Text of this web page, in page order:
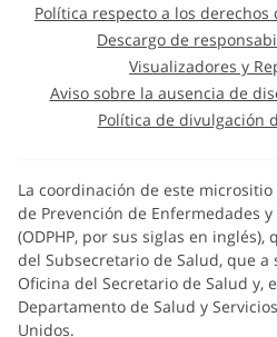
Política respecto a los
Descargo de
Visualizadores y
Aviso sobre la ausencia de
Política de divulgación
La coordinación de este
de Prevención de Enfermedades
(ODPHP, por sus siglas en
del Subsecretario de Salud, que a
Oficina del Secretario de Salud y,
Departamento de Salud y
Unidos.